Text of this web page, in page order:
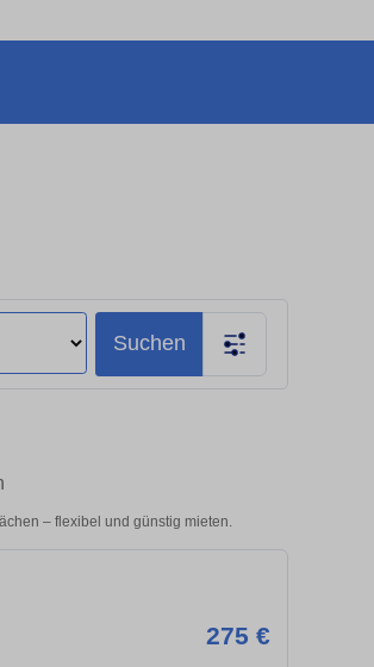
Suchen
– flexibel und günstig mieten.
275 €